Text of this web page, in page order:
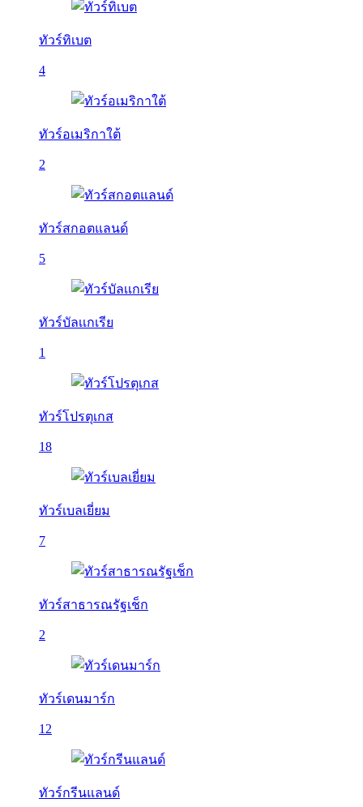
ทัวร์ทิเบต
4
ทัวร์อเมริกาใต้
2
ทัวร์สกอตแลนด์
5
ทัวร์บัลเเกเรีย
1
ทัวร์โปรตุเกส
18
ทัวร์เบลเยี่ยม
7
ทัวร์สาธารณรัฐเช็ก
2
ทัวร์เดนมาร์ก
12
ทัวร์กรีนแลนด์